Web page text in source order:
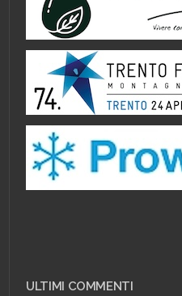
ULTIMI COMMENTI